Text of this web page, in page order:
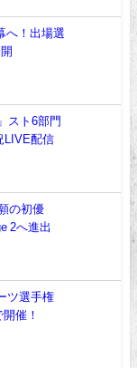
へ！出場選
スト6部門
LIVE配信
の初優
2へ進出
ツ選手権
催！